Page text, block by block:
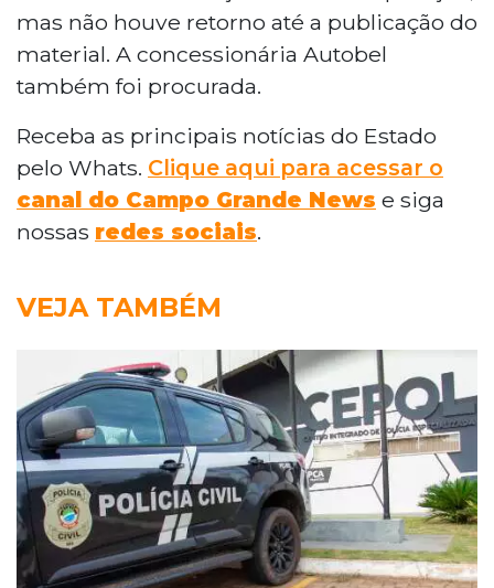
mas não houve retorno até a publicação do
material. A concessionária Autobel
também foi procurada.
Receba as principais notícias do Estado
pelo Whats. Clique aqui para acessar o
canal do Campo Grande News e siga
nossas redes sociais.
VEJA TAMBÉM